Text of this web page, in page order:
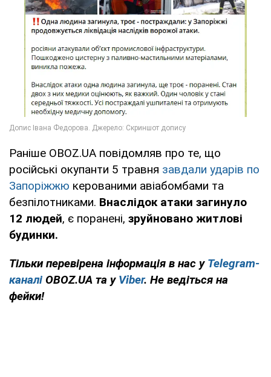
Раніше OBOZ.UA повідомляв про те, що
російські окупанти 5 травня завдали ударів по
Запоріжжю керованими авіабомбами та
безпілотниками. Внаслідок атаки загинуло
12 людей, є поранені, зруйновано житлові
будинки.
Тільки перевірена інформація в нас у Telegram-
каналі OBOZ.UA та у Viber. Не ведіться на
фейки!